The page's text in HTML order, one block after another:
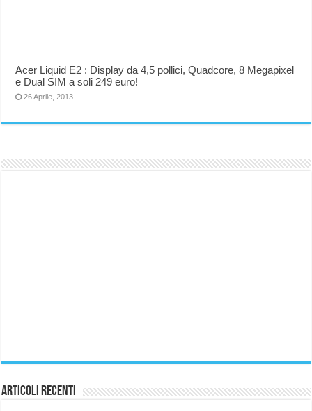
Acer Liquid E2 : Display da 4,5 pollici, Quadcore, 8 Megapixel
e Dual SIM a soli 249 euro!
26 Aprile, 2013
Articoli Recenti